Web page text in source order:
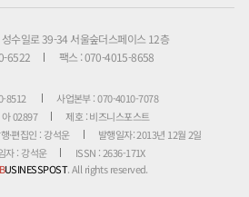
수일로 39-34 서울숲더스페이스 12층
6522
팩스 : 070-4015-8658
8512
사업본부 : 070-4010-7078
02897
제호 : 비즈니스포스트
·편집인 : 강석운
발행일자: 2013년 12월 2일
자 : 강석운
ISSN : 2636-171X
BUSINESSPOST. All rights reserved.